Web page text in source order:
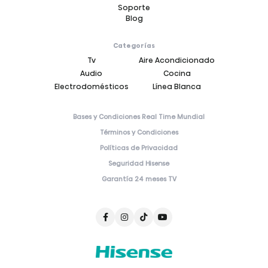
Soporte
Blog
Categorías
Tv
Aire Acondicionado
Audio
Cocina
Electrodomésticos
Línea Blanca
Bases y Condiciones Real Time Mundial
Términos y Condiciones
Políticas de Privacidad
Seguridad Hisense
Garantía 24 meses TV